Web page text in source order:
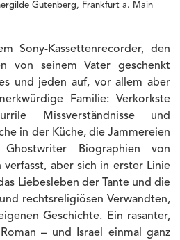
Gutenberg, Frankfurt a. Main
Sony-Kassettenrecorder, den
von seinem Vater geschenkt
und jeden auf, vor allem aber
Familie: Verkorkste
Missverständnisse und
in der Küche, die Jammereien
Biographien von
aber sich in erster Linie
Liebesleben der Tante und die
rechtsreligiösen Verwandten,
Geschichte. Ein rasanter,
– und Israel einmal ganz